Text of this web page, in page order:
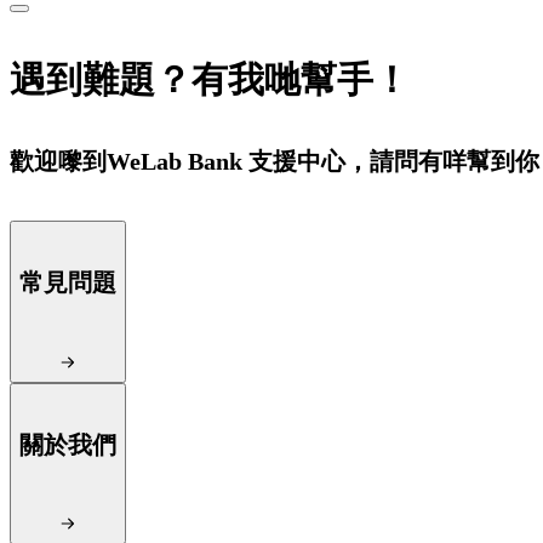
遇到難題？有我哋幫手！
歡迎嚟到WeLab Bank 支援中心，請問有咩幫到
常見問題
關於我們